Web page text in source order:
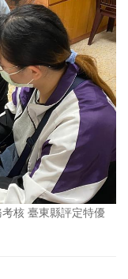
核 臺東縣評定特優